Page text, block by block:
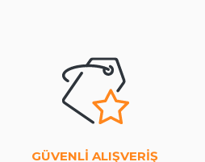
GÜVENLİ ALIŞVERİŞ